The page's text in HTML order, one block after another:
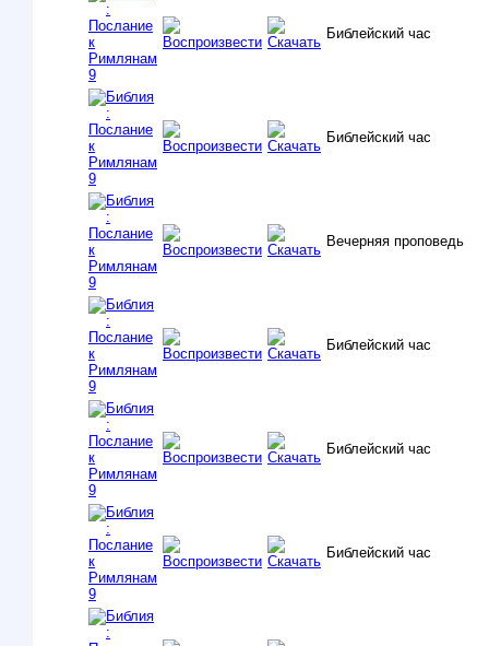
Библейский час
Библейский час
Вечерняя проповедь
Библейский час
Библейский час
Библейский час